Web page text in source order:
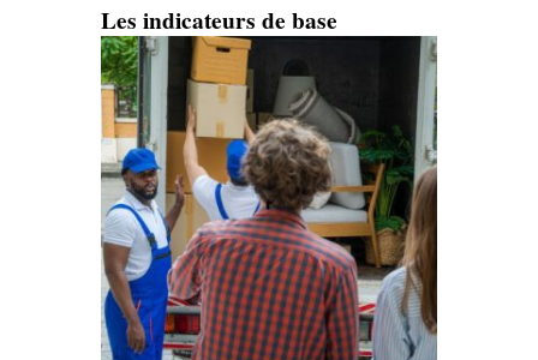
Les indicateurs de base